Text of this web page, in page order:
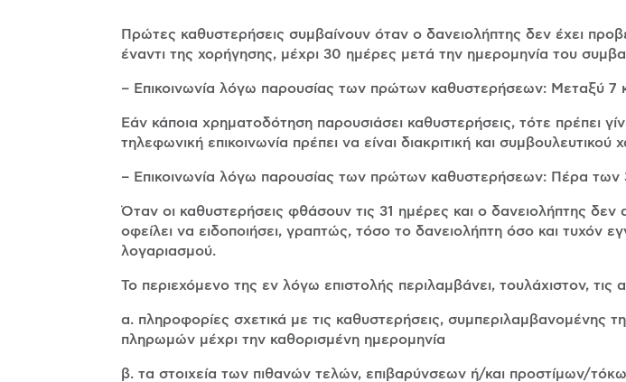
Πρώτες καθυστερήσεις συμβαίνουν όταν ο δανειολήπτης δεν έχει
έναντι της χορήγησης, μέχρι 30 ημέρες μετά την ημερομηνία του
– Επικοινωνία λόγω παρουσίας των πρώτων καθυστερήσεων: Μεταξύ 7
Εάν κάποια χρηματοδότηση παρουσιάσει καθυστερήσεις, τότε πρέπει
τηλεφωνική επικοινωνία πρέπει να είναι διακριτική και συμβουλευτικού
– Επικοινωνία λόγω παρουσίας των πρώτων καθυστερήσεων: Πέρα των
Όταν οι καθυστερήσεις φθάσουν τις 31 ημέρες και ο δανειολήπτης
οφείλει να ειδοποιήσει, γραπτώς, τόσο το δανειολήπτη όσο και τυχόν
λογαριασμού.
Το περιεχόμενο της εν λόγω επιστολής περιλαμβάνει, τουλάχιστον, τις
α. πληροφορίες σχετικά με τις καθυστερήσεις, συμπεριλαμβανομένης
πληρωμών μέχρι την καθορισμένη ημερομηνία
β. τα στοιχεία των πιθανών τελών, επιβαρύνσεων ή/και προστίμων/